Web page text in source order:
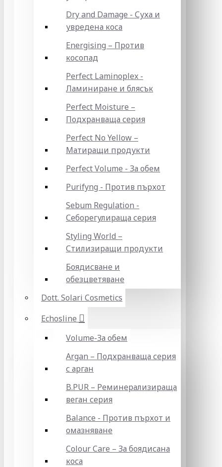
Dry and Damage - Суха и
увредена коса
Energising – Против
косопад
Perfect Laminoplex -
Ламиниране и блясък
Perfect Moisture –
Подхранваща серия
Perfect No Yellow –
Матиращи продукти
Perfect Volume - За обем
Purifyng - Против пърхот
Sebum Regulation -
Себорегулираща серия
Styling World –
Стилизиращи продукти
Боядисване и
обезцветяване
Dott. Solari Cosmetics
Echosline
Volume-За обем
Argan – Подхранваща серия
с арган
B.PUR – Реминерализираща
веган серия
Balance - Против пърхот и
омазняване
Colour Care – За боядисана
коса